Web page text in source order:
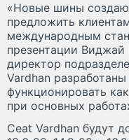
«Новые шины
предложить
международным
презентации Виджай
директор
Vardhan
функционировать
при основных
Ceat Vardhan будут